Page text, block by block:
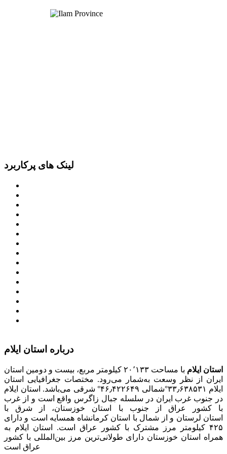
لینک های پرکاربرد
درباره استان ایلام
استان ایلام
با مساحت ۲۰٬۱۳۳ کیلومتر مربع، بیست و دومین استان
ایران از نظر وسعت به‌شمار می‌رود. مختصات جغرافیایی استان
ایلام ۳۳٫۶۳۸۵۳۱°شمالی ۴۶٫۴۲۲۶۴۹° شرقی می‌باشد. استان ایلام
در جنوب غرب ایران در سلسله جبال زاگرس واقع است و از غرب
با کشور عراق از جنوب با استان خوزستان، از شرق با
استان لرستان و از شمال با استان کرمانشاه همسایه است و دارای
۴۲۵ کیلومتر مرز مشترک با کشور عراق است. استان ایلام به
همراه استان خوزستان دارای طولانی‌ترین مرز بین‌المللی با کشور
عراق است